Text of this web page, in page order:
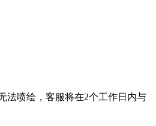
法喷绘，客服将在2个工作日内与